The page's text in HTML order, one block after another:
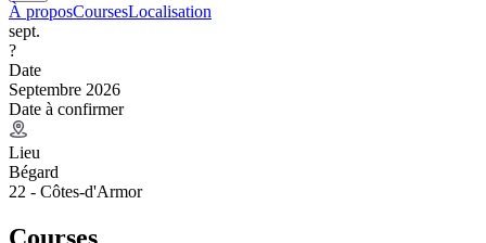
À proposCoursesLocalisation
sept.
?
Date
Septembre 2026
Date à confirmer
Lieu
Bégard
22 - Côtes-d'Armor
Courses